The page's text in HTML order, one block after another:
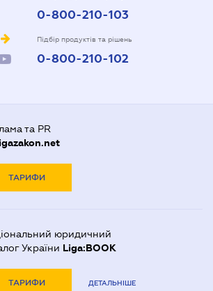
0-800-210-103
Підбір продуктів та рішень
0-800-210-102
та PR
ТАРИФИ
юридичний
України Liga:BOOK
ТАРИФИ ДЕТАЛЬНІШЕ